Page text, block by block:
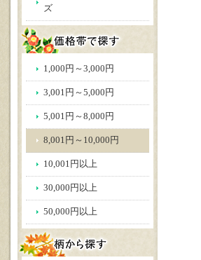
ズ
1,000円～3,000円
3,001円～5,000円
5,001円～8,000円
8,001円～10,000円
10,001円以上
30,000円以上
50,000円以上